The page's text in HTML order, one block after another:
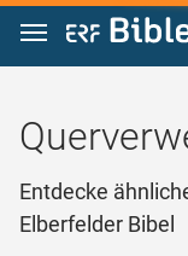
Zum Inhalt springen
Entdecke
Elberfelder Bibel